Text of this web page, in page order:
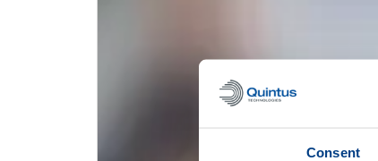
Consent